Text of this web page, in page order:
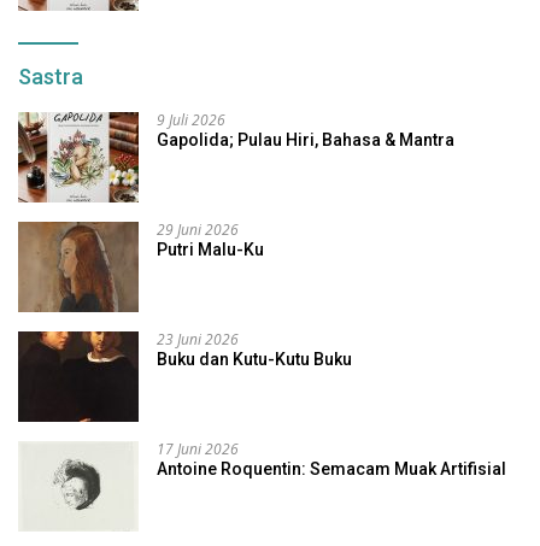
Sastra
9 Juli 2026
Gapolida; Pulau Hiri, Bahasa & Mantra
29 Juni 2026
Putri Malu-Ku
23 Juni 2026
Buku dan Kutu-Kutu Buku
17 Juni 2026
Antoine Roquentin: Semacam Muak Artifisial